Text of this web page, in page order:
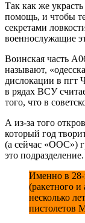
Так как же
помощь, и чтобы
секретами
военнослужащие
Воинская часть
называют,
дислокации в пгт
в рядах ВСУ
того, что в
А из-за того
который год
(а сейчас «ООС»)
это подразделение.
Именно в
(ракетного и
несколько
пистолетов